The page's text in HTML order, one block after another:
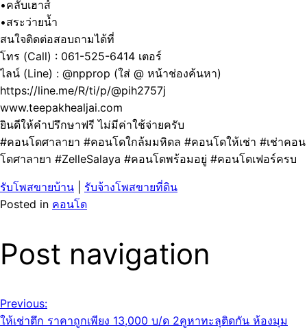
•คลับเฮาส์
•สระว่ายน้ำ
สนใจติดต่อสอบถามได้ที่
โทร (Call) : 061-525-6414 เตอร์
ไลน์ (Line) : @npprop (ใส่ @ หน้าช่องค้นหา)
https://line.me/R/ti/p/@pih2757j
www.teepakhealjai.com
ยินดีให้คำปรึกษาฟรี ไม่มีค่าใช้จ่ายครับ
#คอนโดศาลายา #คอนโดใกล้มมหิดล #คอนโดให้เช่า #เช่าคอน
โดศาลายา #ZelleSalaya #คอนโดพร้อมอยู่ #คอนโดเฟอร์ครบ
รับโพสขายบ้าน
รับจ้างโพสขายที่ดิน
Posted in คอนโด
Post navigation
Previous:
ให้เช่าตึก ราคาถูกเพียง 13,000 บ/ด 2คูหาทะลุติดกัน ห้องมุม